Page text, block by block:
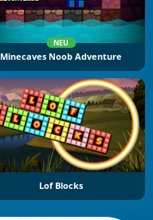
NEU
Minecaves Noob Adventure
Lof Blocks